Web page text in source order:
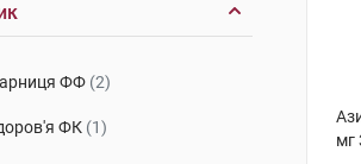
ФФ (2)
ФК (1)
мг